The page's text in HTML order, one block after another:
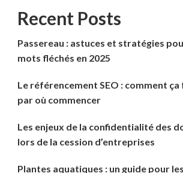
Recent Posts
Passereau : astuces et stratégies
mots fléchés en 2025
Le référencement SEO : comment
par où commencer
Les enjeux de la confidentialité des
lors de la cession d’entreprises
Plantes aquatiques : un guide pour